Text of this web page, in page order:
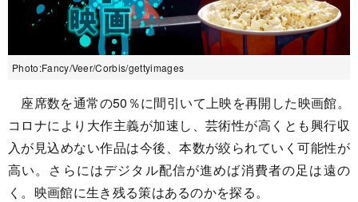
Photo:Fancy/Veer/Corbis/gettyimages
座席数を通常の50％に間引いて上映を再開した映画館。
コロナにより大作主義が加速し、芸術性が高くとも興行収
入が見込めない作品は今後、本数が絞られていく可能性が
高い。さらにはデジタル配信が進めば消費者の足は遠の
く。映画館に生き残る策はあるのかを探る。